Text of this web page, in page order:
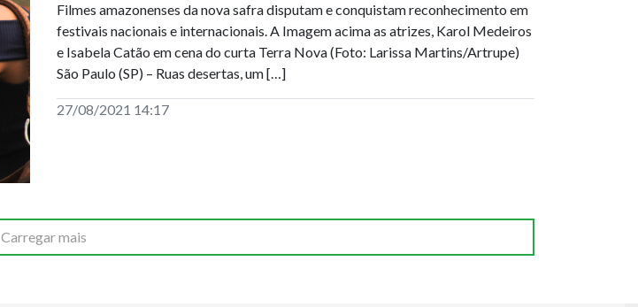
Filmes amazonenses da nova safra disputam e conquistam reconhecimento em
festivais nacionais e internacionais. A Imagem acima as atrizes, Karol Medeiros
e Isabela Catão em cena do curta Terra Nova (Foto: Larissa Martins/Artrupe)
São Paulo (SP) – Ruas desertas, um […]
27/08/2021 14:17
Carregar mais